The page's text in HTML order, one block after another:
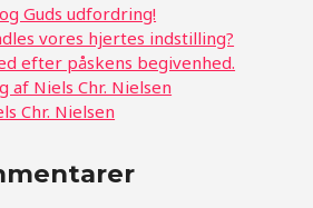
Guds udfordring!
vores hjertes indstilling?
efter påskens begivenhed.
af Niels Chr. Nielsen
Chr. Nielsen